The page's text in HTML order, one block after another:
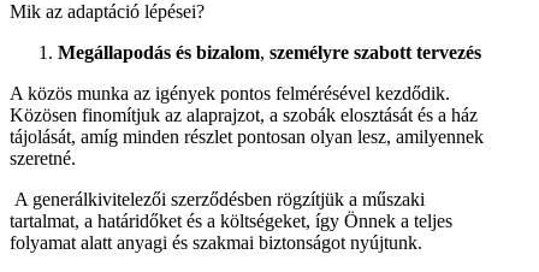
Mik az adaptáció lépései?
Megállapodás és bizalom, személyre szabott tervezés
A közös munka az igények pontos felmérésével kezdődik.
Közösen finomítjuk az alaprajzot, a szobák elosztását és a ház
tájolását, amíg minden részlet pontosan olyan lesz, amilyennek
szeretné.
A generálkivitelezői szerződésben rögzítjük a műszaki
tartalmat, a határidőket és a költségeket, így Önnek a teljes
folyamat alatt anyagi és szakmai biztonságot nyújtunk.